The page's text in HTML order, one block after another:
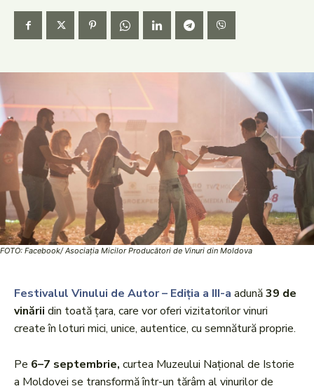
Vinării
Patrimoniu
Produs Acasă
FOTO: Facebook/ Asociația Micilor Producători de Vinuri din Moldova
Festivalul Vinului de Autor – Ediția a III-a adună39 de
vinării din toată țara, care vor oferi vizitatorilor vinuri
create în loturi mici, unice, autentice, cu semnătură proprie.
Pe 6–7 septembrie, curtea Muzeului Național de Istorie
a Moldovei se transformă într-un tărâm al vinurilor de